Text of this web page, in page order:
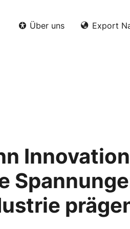
Über uns Export